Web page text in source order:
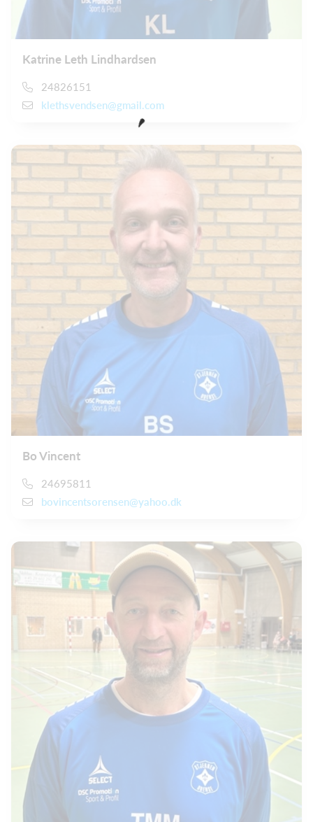
Katrine Leth Lindhardsen
24826151
klethsvendsen@gmail.com
Bo Vincent
24695811
bovincentsorensen@yahoo.dk